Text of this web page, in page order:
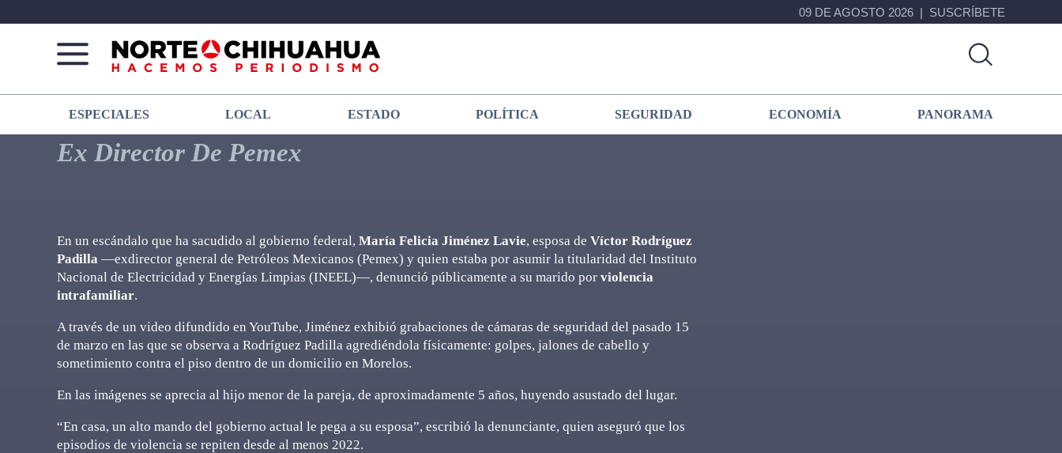
09 DE AGOSTO 2026 SUSCRÍBETE
Norte
De
Chihuahua
Más
que
noticias,
hacemos periodismo
ESPECIALES LOCAL ESTADO POLÍTICA SEGURIDAD ECONOMÍA PANORAMA
Ex Director De Pemex
En un escándalo que ha sacudido al gobierno federal, María Felicia Jiménez Lavie, esposa de Víctor Rodríguez
Padilla —exdirector general de Petróleos Mexicanos (Pemex) y quien estaba por asumir la titularidad del Instituto
Nacional de Electricidad y Energías Limpias (INEEL)—, denunció públicamente a su marido por violencia
intrafamiliar.
A través de un video difundido en YouTube, Jiménez exhibió grabaciones de cámaras de seguridad del pasado 15
de marzo en las que se observa a Rodríguez Padilla agrediéndola físicamente: golpes, jalones de cabello y
sometimiento contra el piso dentro de un domicilio en Morelos.
En las imágenes se aprecia al hijo menor de la pareja, de aproximadamente 5 años, huyendo asustado del lugar.
“En casa, un alto mando del gobierno actual le pega a su esposa”, escribió la denunciante, quien aseguró que los
episodios de violencia se repiten desde al menos 2022.